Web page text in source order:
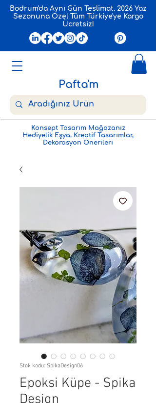
Pafta'm
Bodrum'da Aynı Gün Teslimat. 2026 Yaz
Sezonuna Özel Tüm Türkiye'ye Kargo
Ücretsiz!
Konsept Tasarım Mağazanız
Hediyelik Eşya, Kreatif Tasarımlar,
Dekorasyon Önerileri
Stok kodu: SpikaDesign06
Epoksi Küpe - Spika
Design